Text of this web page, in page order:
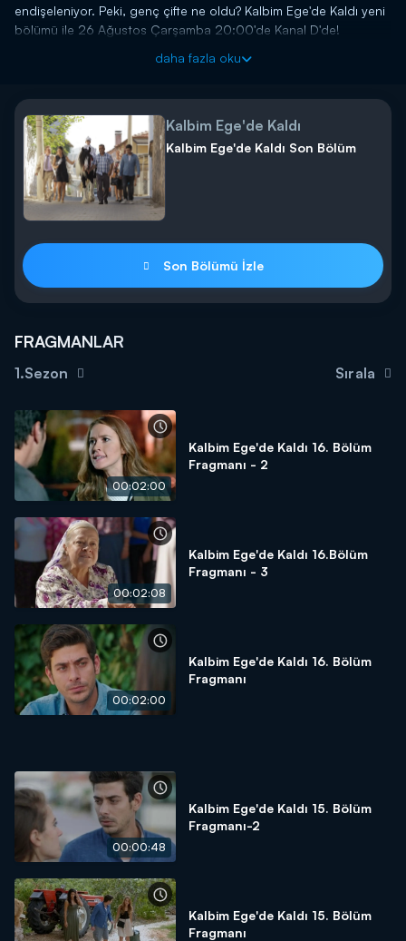
endişeleniyor. Peki, genç çifte ne oldu? Kalbim Ege'de Kaldı yeni
bölümü ile 26 Ağustos Çarşamba 20:00'de Kanal D'de!
daha fazla oku
Kalbim Ege'de Kaldı
Kalbim Ege'de Kaldı Son Bölüm
Son Bölümü İzle
FRAGMANLAR
1.Sezon Sırala
00:02:00
Kalbim Ege'de Kaldı 16. Bölüm
Fragmanı - 2
00:02:08
Kalbim Ege'de Kaldı 16.Bölüm
Fragmanı - 3
00:02:00
Kalbim Ege'de Kaldı 16. Bölüm
Fragmanı
00:00:48
Kalbim Ege'de Kaldı 15. Bölüm
Fragmanı-2
Kalbim Ege'de Kaldı 15. Bölüm
Fragmanı